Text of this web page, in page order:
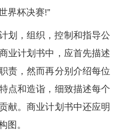
界杯决赛!”
划，组织，控制和指导公
业计划书中，应首先描述
责，然而再分别介绍每位
点和造诣，细致描述每个
献。商业计划书中还应明
图。